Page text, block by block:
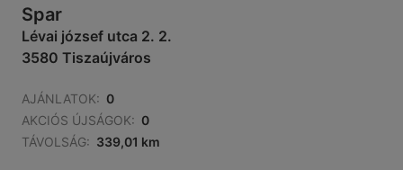
Spar
Lévai józsef utca 2. 2.
3580 Tiszaújváros
AJÁNLATOK: 0
AKCIÓS ÚJSÁGOK: 0
TÁVOLSÁG: 339,01 km